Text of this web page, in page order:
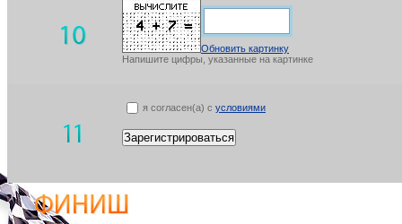
Обновить картинку
Напишите цифры, указанные на картинке
я согласен(а) с условиями
Зарегистрироваться